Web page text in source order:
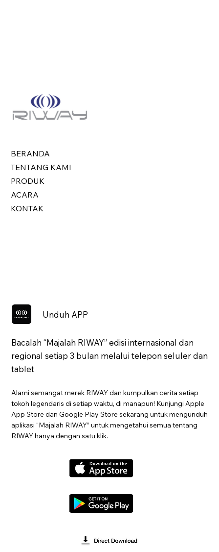
BERANDA
TENTANG KAMI
PRODUK
ACARA
KONTAK
Unduh APP
Bacalah “Majalah RIWAY” edisi internasional dan
regional setiap 3 bulan melalui telepon seluler dan
tablet
Alami semangat merek RIWAY dan kumpulkan cerita setiap
tokoh legendaris di setiap waktu, di manapun! Kunjungi Apple
App Store dan Google Play Store sekarang untuk mengunduh
aplikasi “Majalah RIWAY” untuk mengetahui semua tentang
RIWAY hanya dengan satu klik.